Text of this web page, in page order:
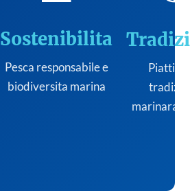
Sostenibilita
Pesca responsabile e
biodiversita marina
Piatti
marinara